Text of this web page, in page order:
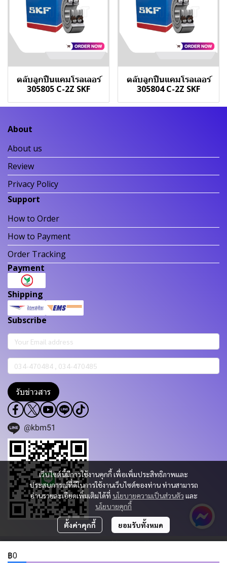
ตลับลูกปืนแคมโรลเลอร์
305805 C-2Z SKF
ตลับลูกปืนแคมโรลเลอร์
305804 C-2Z SKF
฿0
เว็บไซต์นี้มีการใช้งานคุกกี้ เพื่อเพิ่มประสิทธิภาพและ
ประสบการณ์ที่ดีในการใช้งานเว็บไซต์ของท่าน ท่านสามารถ
อ่านรายละเอียดเพิ่มเติมได้ที่ นโยบายความเป็นส่วนตัว และ
นโยบายคุกกี้
ตั้งค่าคุกกี้ ยอมรับทั้งหมด
About
About us
Review
Privacy Policy
Support
How to Order
How to Payment
Order Tracking
Payment
Shipping
Subscribe
รับข่าวสาร
@kbm51
Copyright 2023 | All Rights Reserved | Powered by KBM PART & TRADING